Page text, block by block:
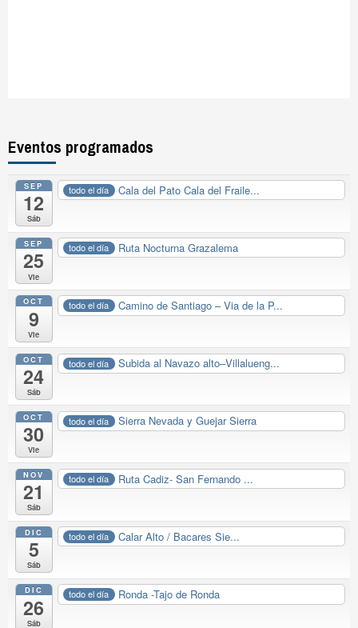
Eventos programados
SEP
12
Sáb
todo el día Cala del Pato Cala del Fraile...
SEP
25
Vie
todo el día Ruta Nocturna Grazalema
OCT
9
Vie
todo el día Camino de Santiago – Via de la P...
OCT
24
Sáb
todo el día Subida al Navazo alto–Villalueng...
OCT
30
Vie
todo el día Sierra Nevada y Guejar Sierra
NOV
21
Sáb
todo el día Ruta Cadiz- San Fernando ...
DIC
5
Sáb
todo el día Calar Alto / Bacares Sie...
DIC
26
Sáb
todo el día Ronda -Tajo de Ronda